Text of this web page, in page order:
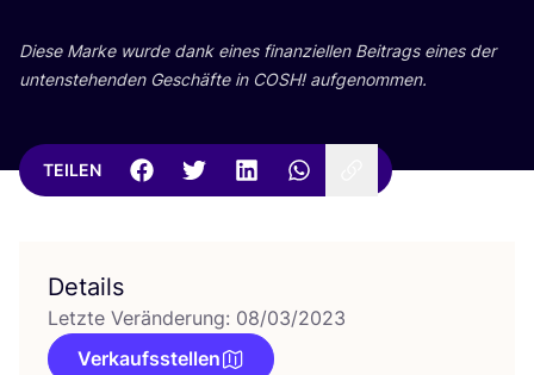
Die­se Mar­ke wur­de dank eines finan­zi­el­len Bei­trags eines der
unten­ste­hen­den Geschäf­te in COSH! aufgenommen.
TEILEN
Details
Letzte Veränderung: 08/03/2023
Verkaufsstellen